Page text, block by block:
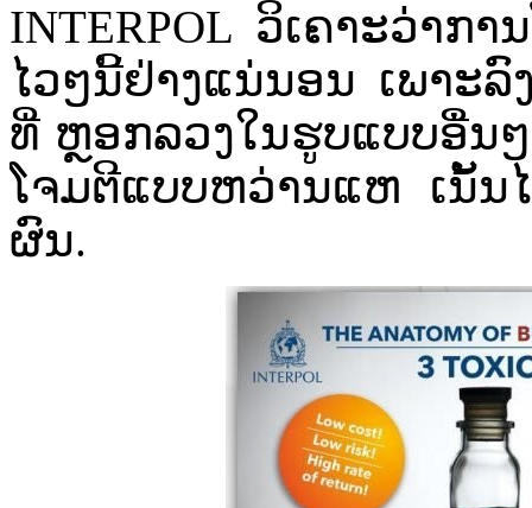
INTERPOL ວິ​ເຄາະ​ວ່າ​ກ
ໄວ​ໆ​ນີ້​ຢ່າງ​ແນ່ນອນ​ ເພາະ​
ທີ່ ​ຫຼອກລວງໃນຮູບ​ແບບ​ອື່ນ​
ໂຈມ​ຕີ​ແບບ​ຫວ່ານ​ແຫ​ ເນັ້ນ​ໄ
ຜົນ.​